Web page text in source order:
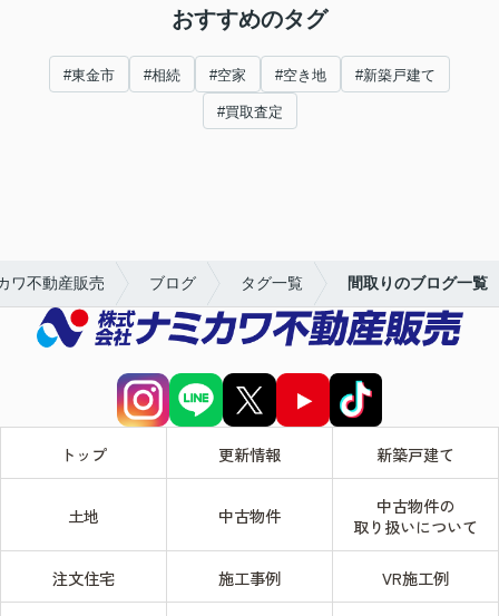
おすすめのタグ
#東金市 #相続 #空家 #空き地 #新築戸建て
#買取査定
ワ不動産販売 ブログ タグ一覧 間取りのブログ一覧
トップ 更新情報 新築戸建て
土地 中古物件
中古物件の
取り扱いについて
注文住宅 施工事例 VR施工例